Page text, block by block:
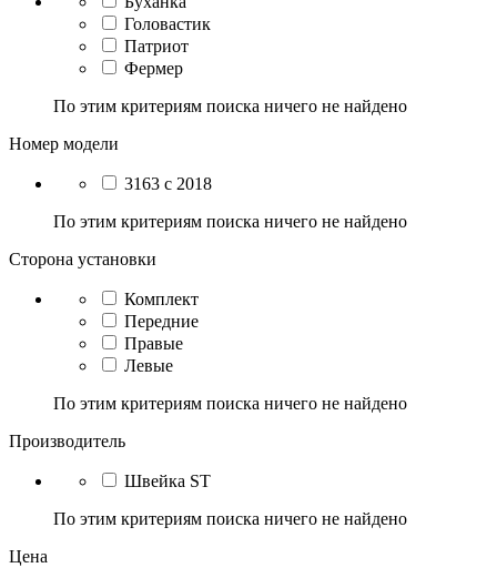
Головастик
Патриот
Фермер
По этим критериям поиска ничего не найдено
Номер модели
3163 с 2018
По этим критериям поиска ничего не найдено
Сторона установки
Комплект
Передние
Правые
Левые
По этим критериям поиска ничего не найдено
Производитель
Швейка ST
По этим критериям поиска ничего не найдено
Цена